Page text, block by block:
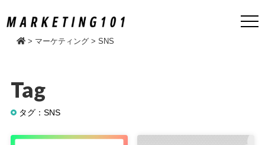
> マーケティング > SNS
Tag
タグ：SNS